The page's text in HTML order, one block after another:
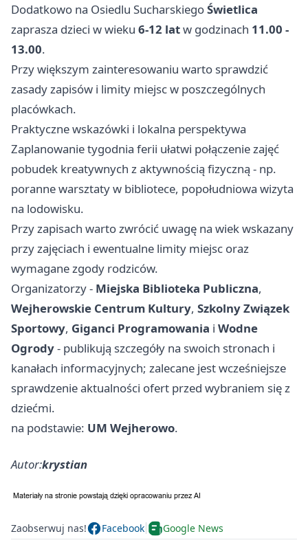
Dodatkowo na Osiedlu SucharskiegoŚwietlica
zaprasza dzieci w wieku 6-12 latw godzinach 11.00 -
13.00.
Przy większym zainteresowaniu warto sprawdzić
zasady zapisów i limity miejsc w poszczególnych
placówkach.
Praktyczne wskazówki i lokalna perspektywa
Zaplanowanie tygodnia ferii ułatwi połączenie zajęć
pobudek kreatywnych z aktywnością fizyczną - np.
poranne warsztaty w bibliotece, popołudniowa wizyta
na lodowisku.
Przy zapisach warto zwrócić uwagę na wiek wskazany
przy zajęciach i ewentualne limity miejsc oraz
wymagane zgody rodziców.
Organizatorzy - Miejska Biblioteka Publiczna,
Wejherowskie Centrum Kultury, Szkolny Związek
Sportowy, Giganci Programowania i Wodne
Ogrody- publikują szczegóły na swoich stronach i
kanałach informacyjnych; zalecane jest wcześniejsze
sprawdzenie aktualności ofert przed wybraniem się z
dziećmi.
na podstawie: UM Wejherowo.
Autor:krystian
Zaobserwuj nas! Facebook Google News